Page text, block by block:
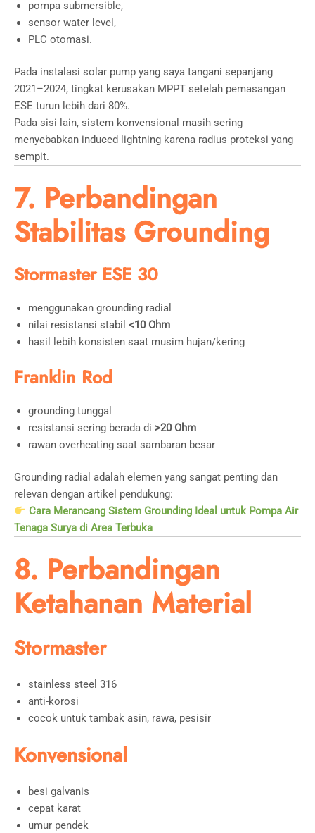
pompa submersible,
sensor water level,
PLC otomasi.
Pada instalasi solar pump yang saya tangani sepanjang
2021–2024, tingkat kerusakan MPPT setelah pemasangan
ESE turun lebih dari 80%.
Pada sisi lain, sistem konvensional masih sering
menyebabkan induced lightning karena radius proteksi yang
sempit.
7. Perbandingan
Stabilitas Grounding
Stormaster ESE 30
menggunakan grounding radial
nilai resistansi stabil <10 Ohm
hasil lebih konsisten saat musim hujan/kering
Franklin Rod
grounding tunggal
resistansi sering berada di >20 Ohm
rawan overheating saat sambaran besar
Grounding radial adalah elemen yang sangat penting dan
relevan dengan artikel pendukung:
Cara Merancang Sistem Grounding Ideal untuk Pompa Air
Tenaga Surya di Area Terbuka
8. Perbandingan
Ketahanan Material
Stormaster
stainless steel 316
anti-korosi
cocok untuk tambak asin, rawa, pesisir
Konvensional
besi galvanis
cepat karat
umur pendek